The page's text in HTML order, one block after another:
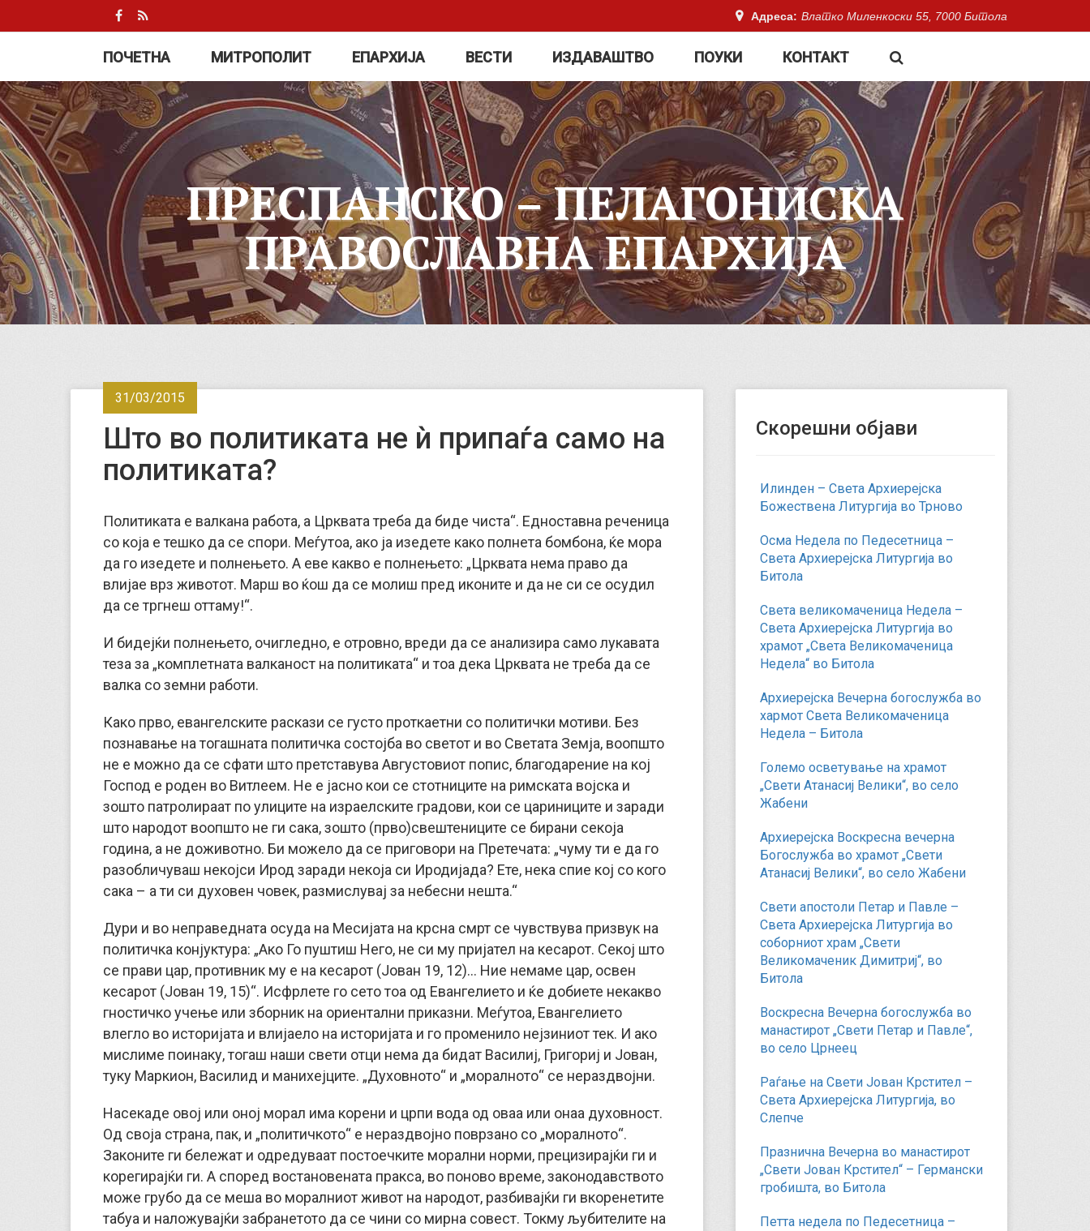
Адреса: Влатко Миленкоски 55, 7000 Битола
ПОЧЕТНА МИТРОПОЛИТ ЕПАРХИЈА ВЕСТИ ИЗДАВАШТВО ПОУКИ КОНТАКТ
ПРЕСПАНСКО – ПЕЛАГОНИСКА
ПРАВОСЛАВНА ЕПАРХИЈА
31/03/2015
Што во политиката не ѝ припаѓа само на
политиката?
Политиката е валкана работа, а Црквата треба да биде чиста“. Едноставна реченица
со која е тешко да се спори. Меѓутоа, ако ја изедете како полнета бомбона, ќе мора
да го изедете и полнењето. А еве какво е полнењето: „Црквата нема право да
влијае врз животот. Марш во ќош да се молиш пред иконите и да не си се осудил
да се тргнеш оттаму!“.
И бидејќи полнењето, очигледно, е отровно, вреди да се анализира само лукавата
теза за „комплетната валканост на политиката“ и тоа дека Црквата не треба да се
валка со земни работи.
Како прво, евангелските раскази се густо проткаетни со политички мотиви. Без
познавање на тогашната политичка состојба во светот и во Светата Земја, воопшто
не е можно да се сфати што претставува Августовиот попис, благодарение на кој
Господ е роден во Витлеем. Не е јасно кои се стотниците на римската војска и
зошто патролираат по улиците на израелските градови, кои се цариниците и заради
што народот воопшто не ги сака, зошто (прво)свештениците се бирани секоја
година, а не доживотно. Би можело да се приговори на Претечата: „чуму ти е да го
разобличуваш некојси Ирод заради некоја си Иродијада? Ете, нека спие кој со кого
сака – а ти си духовен човек, размислувај за небесни нешта.“
Дури и во неправедната осуда на Месијата на крсна смрт се чувствува призвук на
политичка конјуктура: „Ако Го пуштиш Него, не си му пријател на кесарот. Секој што
се прави цар, противник му е на кесарот (Јован 19, 12)… Ние немаме цар, освен
кесарот (Јован 19, 15)“. Исфрлете го сето тоа од Евангелието и ќе добиете некакво
гностичко учење или зборник на ориентални приказни. Меѓутоа, Евангелието
влегло во историјата и влијаело на историјата и го променило нејзиниот тек. И ако
мислиме поинаку, тогаш наши свети отци нема да бидат Василиј, Григориј и Јован,
туку Маркион, Василид и манихејците. „Духовното“ и „моралното“ се нераздвојни.
Насекаде овој или оној морал има корени и црпи вода од оваа или онаа духовност.
Од своја страна, пак, и „политичкото“ е нераздвојно поврзано со „моралното“.
Законите ги бележат и одредуваат постоечките морални норми, прецизирајќи ги и
корeгирајќи ги. А според востановената пракса, во поново време, законодавството
може грубо да се меша во моралниот живот на народот, разбивајќи ги вкоренетите
табуа и наложувајќи забранетото да се чини со мирна совест. Токму љубителите на
Скорешни објави
Илинден – Света Архиерејска
Божествена Литургија во Трново
Осма Недела по Педесетница –
Света Архиерејска Литургија во
Битола
Света великомаченица Недела –
Света Архиерејска Литургија во
храмот „Света Великомаченица
Недела“ во Битола
Архиерејска Вечерна богослужба во
хармот Света Великомаченица
Недела – Битола
Големо осветување на храмот
„Свети Атанасиј Велики“, во село
Жабени
Архиерејска Воскресна вечерна
Богослужба во храмот „Свети
Атанасиј Велики“, во село Жабени
Свети апостоли Петар и Павле –
Света Архиерејска Литургија во
соборниот храм „Свети
Великомаченик Димитриј“, во
Битола
Воскресна Вечерна богослужба во
манастирот „Свети Петар и Павле“,
во село Црнеец
Раѓање на Свети Јован Крстител –
Света Архиерејска Литургија, во
Слепче
Празнична Вечерна во манастирот
„Свети Јован Крстител“ – Германски
гробишта, во Битола
Петта недела по Педесетница –